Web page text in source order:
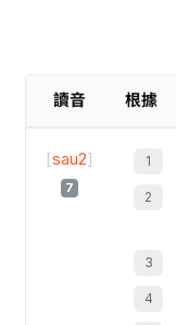
讀音 根據
[sau2]
7